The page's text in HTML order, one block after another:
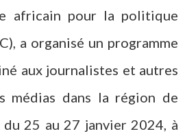
africain pour la politique
a organisé un programme
aux journalistes et autres
médias dans la région de
25 au 27 janvier 2024, à